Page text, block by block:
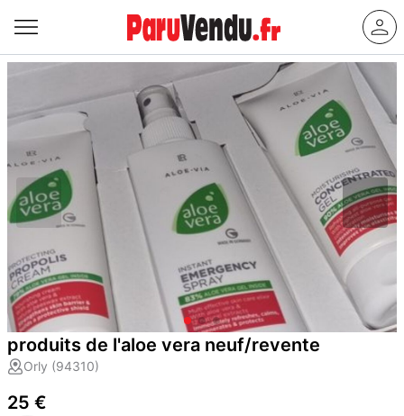
produits de l'aloe vera neuf/revente
Orly (94310)
25 €